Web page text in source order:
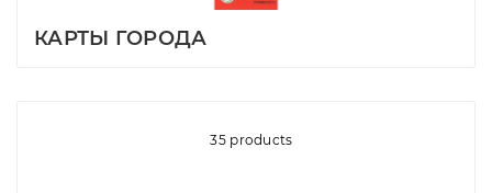
КАРТЫ ГОРОДА
35 products